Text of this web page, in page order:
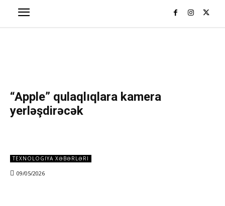
“Apple” qulaqlıqlara kamera
yerləşdirəcək
TEXNOLOGIYA XƏBƏRLƏRI
09/05/2026